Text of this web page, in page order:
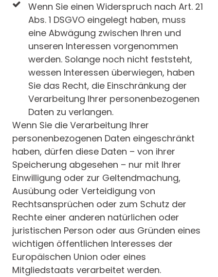
Wenn Sie einen Widerspruch nach Art. 21
Abs. 1 DSGVO eingelegt haben, muss
eine Abwägung zwischen Ihren und
unseren Interessen vorgenommen
werden. Solange noch nicht feststeht,
wessen Interessen überwiegen, haben
Sie das Recht, die Einschränkung der
Verarbeitung Ihrer personenbezogenen
Daten zu verlangen.
Wenn Sie die Verarbeitung Ihrer
personenbezogenen Daten eingeschränkt
haben, dürfen diese Daten – von ihrer
Speicherung abgesehen – nur mit Ihrer
Einwilligung oder zur Geltendmachung,
Ausübung oder Verteidigung von
Rechtsansprüchen oder zum Schutz der
Rechte einer anderen natürlichen oder
juristischen Person oder aus Gründen eines
wichtigen öffentlichen Interesses der
Europäischen Union oder eines
Mitgliedstaats verarbeitet werden.